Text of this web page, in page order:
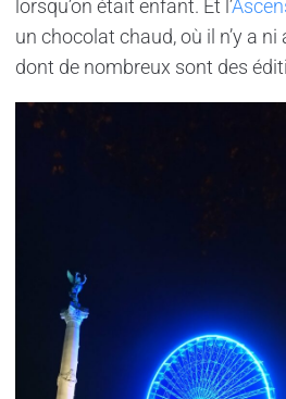
lorsqu’on était enfant. Et l’
un chocolat chaud, où il n’y a
dont de nombreux sont des